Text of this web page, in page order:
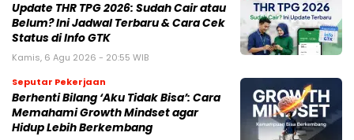
Update THR TPG 2026: Sudah Cair atau
Belum? Ini Jadwal Terbaru & Cara Cek
Status di Info GTK
Kamis, 6 Agu 2026 - 20:55 WIB
Seputar Pekerjaan
Berhenti Bilang ‘Aku Tidak Bisa’: Cara
Memahami Growth Mindset agar
Hidup Lebih Berkembang